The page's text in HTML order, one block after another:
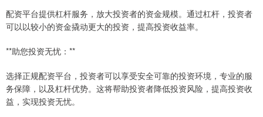
配资平台提供杠杆服务，放大投资者的资金规模。通过杠杆，投资者
可以以较小的资金撬动更大的投资，提高投资收益率。
**助您投资无忧：**
选择正规配资平台，投资者可以享受安全可靠的投资环境，专业的服
务保障，以及杠杆优势。这将帮助投资者降低投资风险，提高投资收
益，实现投资无忧。